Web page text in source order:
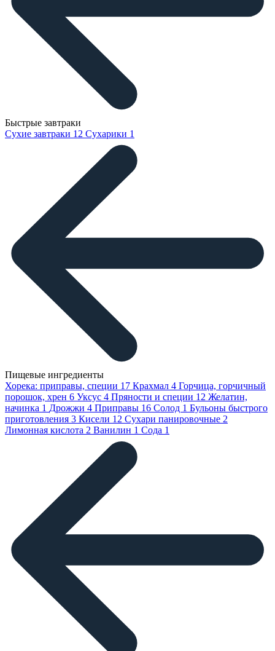
Быстрые завтраки
Сухие завтраки 12 Сухарики 1
Пищевые ингредиенты
Хорека: приправы, специи 17 Крахмал 4 Горчица, горчичный
порошок, хрен 6 Уксус 4 Пряности и специи 12 Желатин,
начинка 1 Дрожжи 4 Приправы 16 Солод 1 Бульоны быстрого
приготовления 3 Кисели 12 Сухари панировочные 2
Лимонная кислота 2 Ванилин 1 Сода 1